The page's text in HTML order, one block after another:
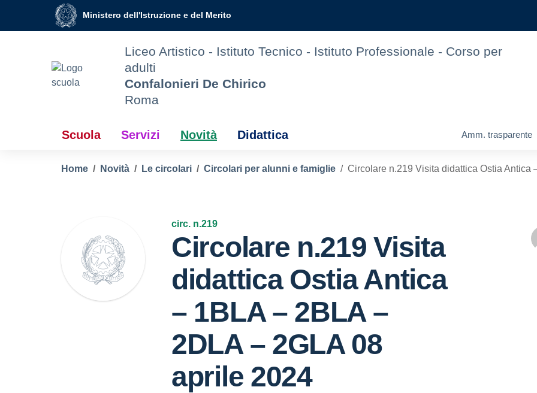
Vai ai contenuti
Vai al menu di navigazione
Ministero dell'Istruzione e del Merito
Liceo Artistico - Istituto Tecnico - Istituto Professionale - Corso per
adulti
Confalonieri De Chirico
Roma
Scuola Servizi Novità Didattica Amm. trasparente
Home Novità Le circolari Circolari per alunni e famiglie Circolare n.219 Visita didattica Ostia Antica
circ. n.219
Circolare n.219 Visita
didattica Ostia Antica
– 1BLA – 2BLA –
2DLA – 2GLA 08
aprile 2024